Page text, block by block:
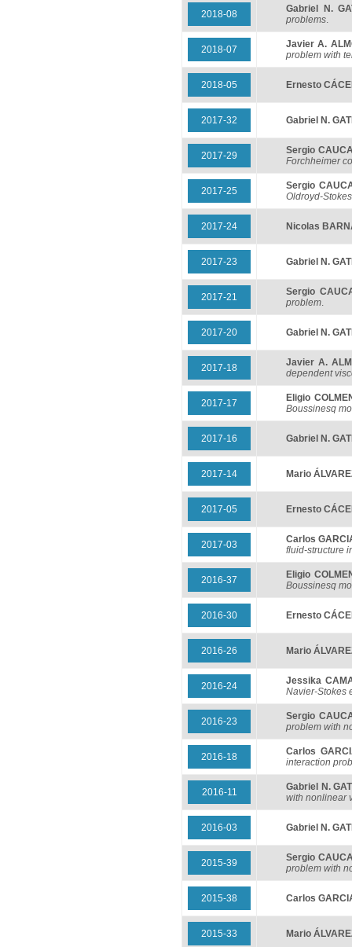
2018-08
Gabriel N.
problems.
2018-07
Javier A.
problem with
2018-05 Ernesto
2017-32 Gabriel N.
2017-29
Sergio
Forchheimer
2017-25
Sergio
Oldroyd-
2017-24 Nicolas
2017-23 Gabriel N.
2017-21
Sergio
problem.
2017-20 Gabriel N.
2017-18
Javier A.
dependent
2017-17
Eligio
Boussinesq
2017-16 Gabriel N.
2017-14 Mario
2017-05 Ernesto
2017-03
Carlos
fluid-structure
2016-37
Eligio
Boussinesq
2016-30 Ernesto
2016-26 Mario
2016-24
Jessika
Navier-Stokes
2016-23
Sergio
problem with
2016-18
Carlos
interaction
2016-11
Gabriel N.
with nonlinear
2016-03 Gabriel N.
2015-39
Sergio
problem with
2015-38 Carlos
2015-33 Mario